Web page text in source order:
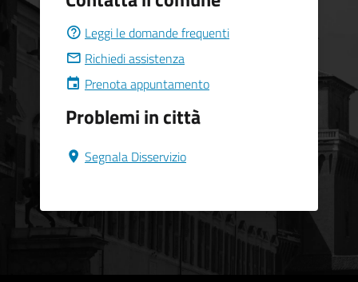
Leggi le domande frequenti
Richiedi assistenza
Prenota appuntamento
Problemi in città
Segnala Disservizio